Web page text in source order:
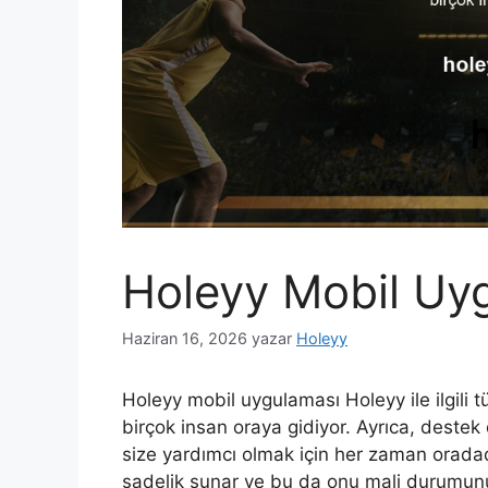
Holeyy Mobil
Haziran 16, 2026 yazar Holeyy
Holeyy mobil uygulaması Holeyy ile ilgili
birçok insan oraya gidiyor. Ayrıca,
size yardımcı olmak için her zaman
sadelik sunar ve bu da onu mali